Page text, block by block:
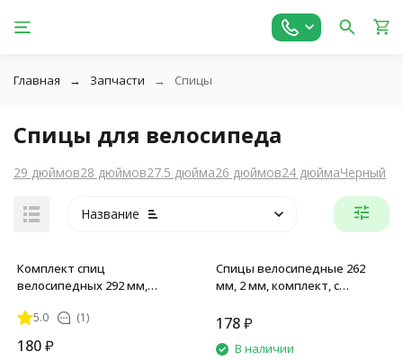
Главная Запчасти Спицы
Спицы для велосипеда
29 дюймов28 дюймов27.5 дюйма26 дюймов24 дюймаЧерный
Название
Комплект спиц
велосипедных 292 мм,
серебристые, 18 шт
5.0 (1)
180₽
Спицы велосипедные 262
мм, 2 мм, комплект, с
18 шт
178₽
В наличии